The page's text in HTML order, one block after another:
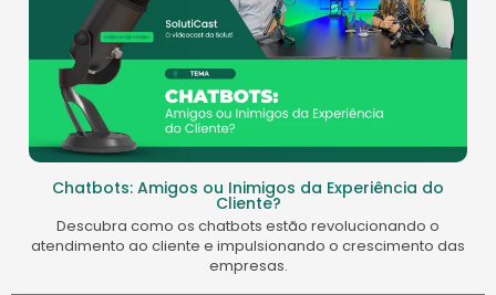
Chatbots: Amigos ou Inimigos da Experiência do
Cliente?
Descubra como os chatbots estão revolucionando o
atendimento ao cliente e impulsionando o crescimento das
empresas.